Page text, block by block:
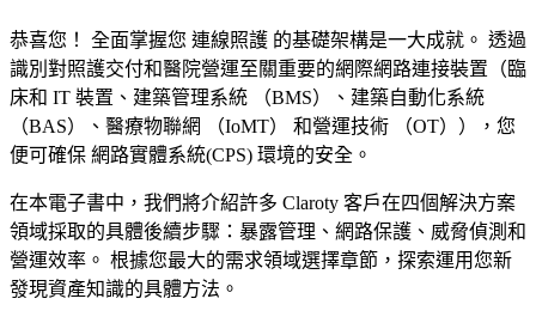
恭喜您！ 全面掌握您 連線照護 的基礎架構是一大成就。 透過
識別對照護交付和醫院營運至關重要的網際網路連接裝置（臨
床和 IT 裝置、建築管理系統 （BMS）、建築自動化系統
（BAS）、醫療物聯網 （IoMT） 和營運技術 （OT）），您
便可確保 網路實體系統(CPS) 環境的安全。
在本電子書中，我們將介紹許多 Claroty 客戶在四個解決方案
領域採取的具體後續步驟：暴露管理、網路保護、威脅偵測和
營運效率。 根據您最大的需求領域選擇章節，探索運用您新
發現資產知識的具體方法。